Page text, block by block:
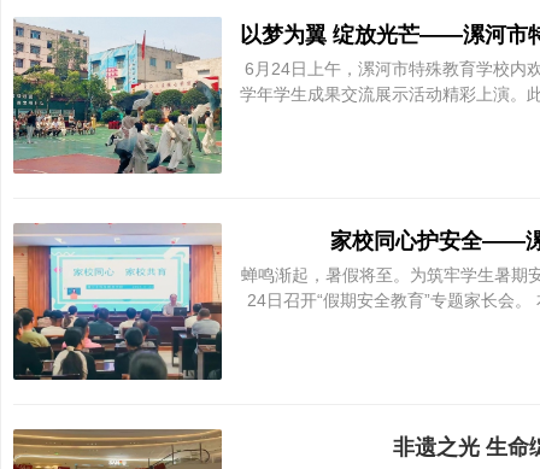
学
校
6月24日上午，漯河市特殊教育学校内
学年学生成果交流展示活动精彩上演。
家校同心护安全——
蝉鸣渐起，暑假将至。为筑牢学生暑期
24日召开“假期安全教育”专题家长会
非遗之光 生命